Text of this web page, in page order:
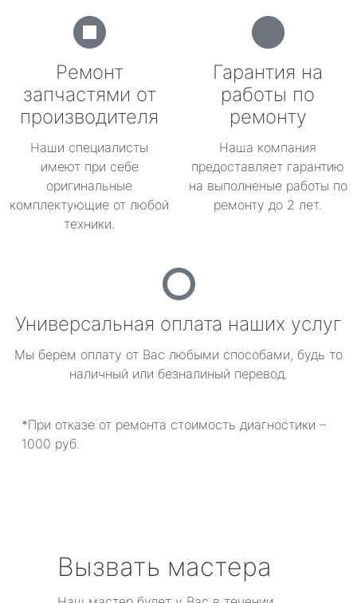
Ремонт
запчастями от
производителя
Наши специалисты
имеют при себе
оригинальные
комплектующие от любой
техники.
Гарантия на
работы по
ремонту
Наша компания
предоставляет гарантию
на выполненые работы по
ремонту до 2 лет.
Универсальная оплата наших услуг
Мы берем оплату от Вас любыми способами, будь то
наличный или безналиный перевод.
*При отказе от ремонта стоимость диагностики –
1000 руб.
Вызвать мастера